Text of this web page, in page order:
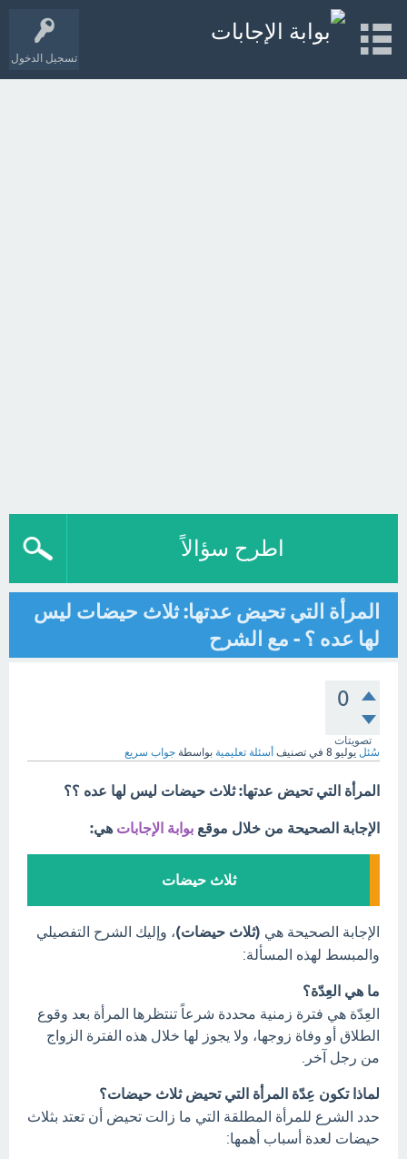
تسجيل الدخول
اطرح سؤالاً
المرأة التي تحيض عدتها: ثلاث حيضات ليس
لها عده ؟ - مع الشرح
0
تصويتات
سُئل يوليو 8 في تصنيف أسئلة تعليمية بواسطة جواب سريع
المرأة التي تحيض عدتها: ثلاث حيضات ليس لها عده ؟؟
الإجابة الصحيحة من خلال موقع بوابة الإجابات هي:
ثلاث حيضات
الإجابة الصحيحة هي (ثلاث حيضات)، وإليك الشرح التفصيلي
والمبسط لهذه المسألة:
ما هي العِدّة؟
العِدّة هي فترة زمنية محددة شرعاً تنتظرها المرأة بعد وقوع
الطلاق أو وفاة زوجها، ولا يجوز لها خلال هذه الفترة الزواج
من رجل آخر.
لماذا تكون عِدّة المرأة التي تحيض ثلاث حيضات؟
حدد الشرع للمرأة المطلقة التي ما زالت تحيض أن تعتد بثلاث
حيضات لعدة أسباب أهمها: